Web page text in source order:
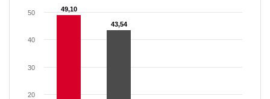
49,10
49,10
43,54
43,54
20
30
40
50